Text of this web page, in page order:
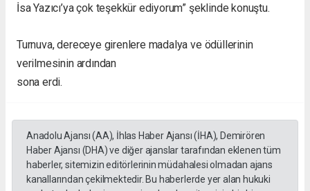
İsa Yazıcı’ya çok teşekkür ediyorum” şeklinde konuştu.
Turnuva, dereceye girenlere madalya ve ödüllerinin
verilmesinin ardından
sona erdi.
Anadolu Ajansı (AA), İhlas Haber Ajansı (İHA), Demirören
Haber Ajansı (DHA) ve diğer ajanslar tarafından eklenen tüm
haberler, sitemizin editörlerinin müdahalesi olmadan ajans
kanallarından çekilmektedir. Bu haberlerde yer alan hukuki